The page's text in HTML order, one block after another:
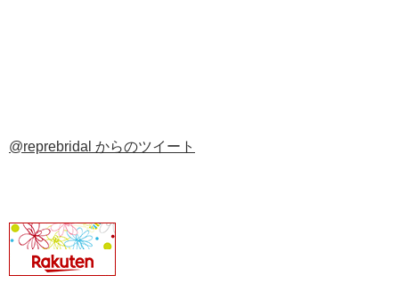
@reprebridal からのツイート